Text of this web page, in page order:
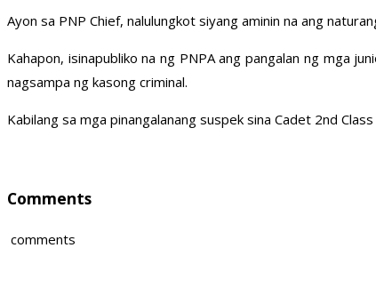
Ayon sa PNP Chief, nalulungkot siyang aminin na ang
Kahapon, isinapubliko na ng PNPA ang pangalan ng mga
nagsampa ng kasong criminal.
Kabilang sa mga pinangalanang suspek sina Cadet 2nd
Comments
comments